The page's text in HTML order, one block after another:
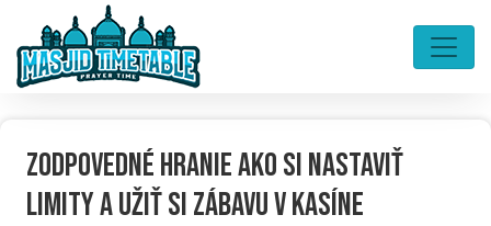
Zodpovedné hranie Ako si nastaviť
limity a užiť si zábavu v kasíne